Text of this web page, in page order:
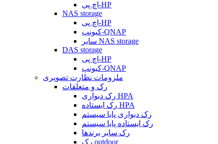
اچ پی-HP
NAS storage
اچ پی-HP
کیونپ-QNAP
سایر NAS storage
DAS storage
اچ پی-HP
کیونپ-QNAP
ملزومات نظارت تصویری
رک و متعلقات
رک دیواری HPA
رک ایستاده HPA
رک دیواری پایا سیستم
رک ایستاده پایا سیستم
رک سایر برندها
رک outdoor